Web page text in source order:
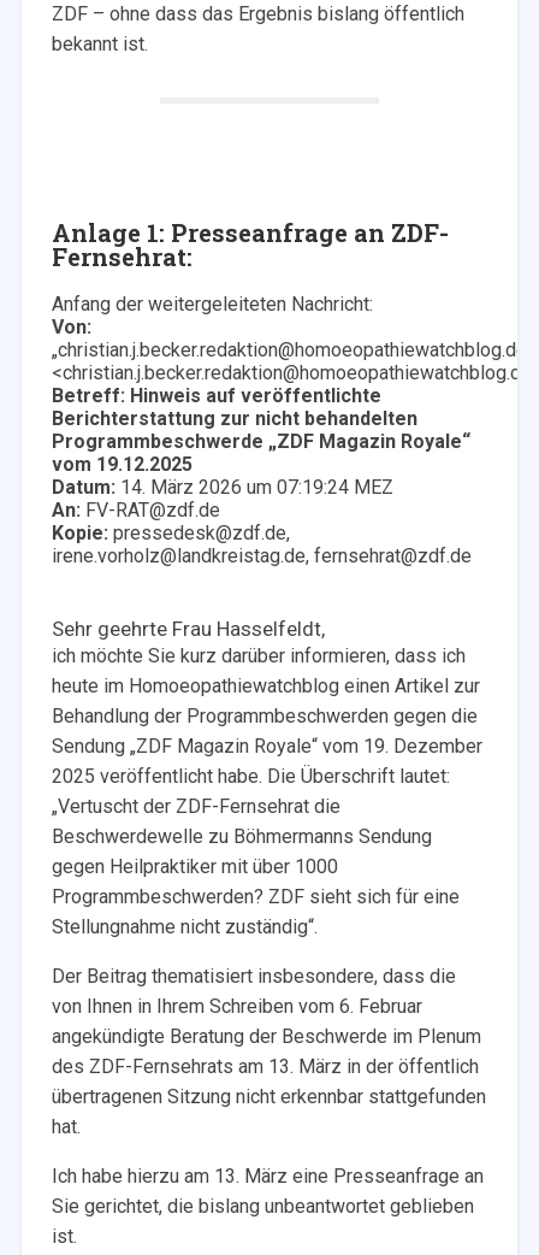
ZDF – ohne dass das Ergebnis bislang öffentlich
bekannt ist.
Anlage 1: Presseanfrage an ZDF-
Fernsehrat:
Anfang der weitergeleiteten Nachricht:
Von:
„christian.j.becker.redaktion@homoeopathiewatchblog.de“
Betreff: Hinweis auf veröffentlichte
Berichterstattung zur nicht behandelten
Programmbeschwerde „ZDF Magazin Royale“
vom 19.12.2025
Datum: 14. März 2026 um 07:19:24 MEZ
An: FV-RAT@zdf.de
Kopie: pressedesk@zdf.de,
irene.vorholz@landkreistag.de, fernsehrat@zdf.de
Sehr geehrte Frau Hasselfeldt,
ich möchte Sie kurz darüber informieren, dass ich
heute im Homoeopathiewatchblog einen Artikel zur
Behandlung der Programmbeschwerden gegen die
Sendung „ZDF Magazin Royale“ vom 19. Dezember
2025 veröffentlicht habe. Die Überschrift lautet:
„Vertuscht der ZDF-Fernsehrat die
Beschwerdewelle zu Böhmermanns Sendung
gegen Heilpraktiker mit über 1000
Programmbeschwerden? ZDF sieht sich für eine
Stellungnahme nicht zuständig“.
Der Beitrag thematisiert insbesondere, dass die
von Ihnen in Ihrem Schreiben vom 6. Februar
angekündigte Beratung der Beschwerde im Plenum
des ZDF-Fernsehrats am 13. März in der öffentlich
übertragenen Sitzung nicht erkennbar stattgefunden
hat.
Ich habe hierzu am 13. März eine Presseanfrage an
Sie gerichtet, die bislang unbeantwortet geblieben
ist.